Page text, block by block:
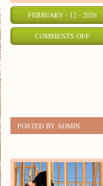
FEBRUARY - 12 - 2026
COMMENTS OFFON
POSTED BY ADMIN